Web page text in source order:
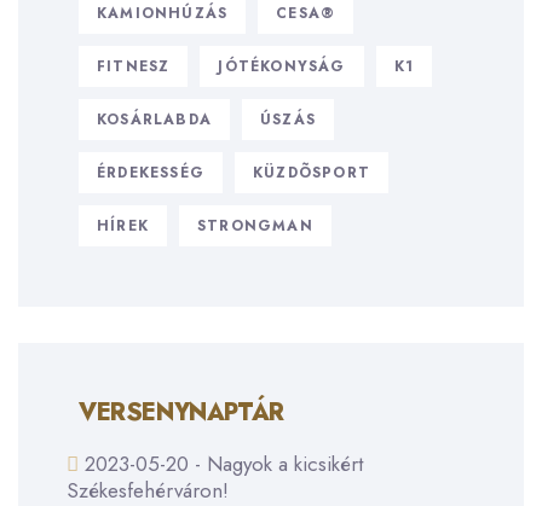
KAMIONHÚZÁS CESA®
FITNESZ JÓTÉKONYSÁG K1
KOSÁRLABDA ÚSZÁS
ÉRDEKESSÉG KÜZDÕSPORT
HÍREK STRONGMAN
VERSENYNAPTÁR
2023-05-20 - Nagyok a kicsikért
Székesfehérváron!